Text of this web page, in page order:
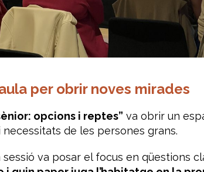
per obrir noves mirades
opcions i reptes” va obrir un
de les persones grans.
sessió va posar el focus en qüestions